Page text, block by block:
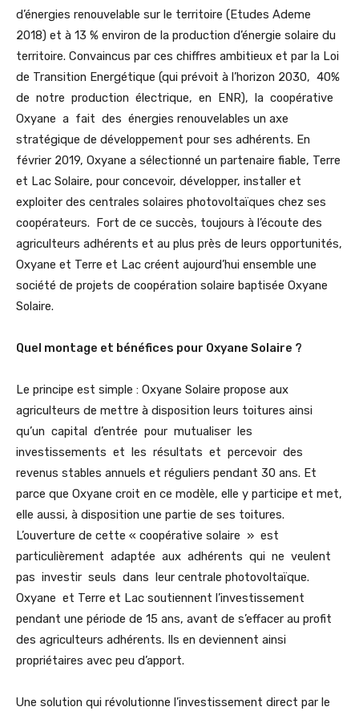
d’énergies renouvelable sur le territoire (Etudes Ademe
2018) et à 13 % environ de la production d’énergie solaire du
territoire. Convaincus par ces chiffres ambitieux et par la Loi
de Transition Energétique (qui prévoit à l’horizon 2030, 40%
de notre production électrique, en ENR), la coopérative
Oxyane a fait des énergies renouvelables un axe
stratégique de développement pour ses adhérents. En
février 2019, Oxyane a sélectionné un partenaire fiable, Terre
et Lac Solaire, pour concevoir, développer, installer et
exploiter des centrales solaires photovoltaïques chez ses
coopérateurs. Fort de ce succès, toujours à l’écoute des
agriculteurs adhérents et au plus près de leurs opportunités,
Oxyane et Terre et Lac créent aujourd’hui ensemble une
société de projets de coopération solaire baptisée Oxyane
Solaire.
Quel montage et bénéfices pour Oxyane Solaire ?
Le principe est simple : Oxyane Solaire propose aux
agriculteurs de mettre à disposition leurs toitures ainsi
qu’un capital d’entrée pour mutualiser les
investissements et les résultats et percevoir des
revenus stables annuels et réguliers pendant 30 ans. Et
parce que Oxyane croit en ce modèle, elle y participe et met,
elle aussi, à disposition une partie de ses toitures.
L’ouverture de cette « coopérative solaire » est
particulièrement adaptée aux adhérents qui ne veulent
pas investir seuls dans leur centrale photovoltaïque.
Oxyane et Terre et Lac soutiennent l’investissement
pendant une période de 15 ans, avant de s’effacer au profit
des agriculteurs adhérents. Ils en deviennent ainsi
propriétaires avec peu d’apport.
Une solution qui révolutionne l’investissement direct par le